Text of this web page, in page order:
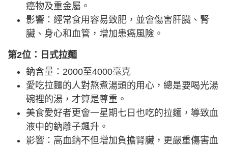
癌物及重金屬。
影響：經常食用容易致肥，並會傷害肝臟、腎
臟、身心和血管，增加患癌風險。
第2位：日式拉麵
鈉含量：2000至4000毫克
愛吃拉麵的人對熬煮湯頭的用心，總是要喝光湯
碗裡的湯，才算是尊重。
美食愛好者更會一星期七日也吃的拉麵，導致血
液中的鈉離子飆升。
影響：高血鈉不但增加負擔腎臟，更嚴重傷害血